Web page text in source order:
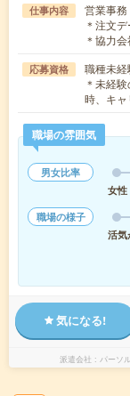
仕事内容
営業事務
＊注文
＊協力
応募資格
職種未
＊未経
時、キ
職場の雰囲気
男女比率
女性
職場の様子
活気
気になる!
派遣会社 パーソ